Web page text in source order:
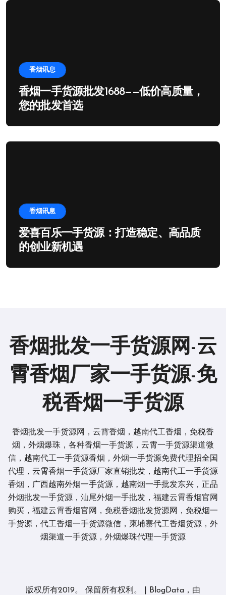
香烟讯息
香烟一手货源批发1688——低价高质量，
您的批发首选
香烟讯息
爱喜百乐一手货源：打造稳定、高品质
的创业新机遇
香烟批发一手货源网-云
霄香烟厂家一手货源-免
税香烟一手货源
香烟批发一手货源网，云霄香烟，越南代工香烟，免税香
烟，外烟爆珠，各种香烟一手货源，云霄一手货源渠道微
信，越南代工一手货源香烟，外烟一手货源免费代理招全国
代理，云霄香烟一手货源厂家直销批发，越南代工一手货源
香烟，广西越南外烟一手货源，越南烟一手批发东兴，正品
外烟批发一手货源，汕尾外烟一手批发，福建云霄香烟官网
购买，福建云霄香烟官网，免税香烟批发货源网，免税烟一
手货源，代工香烟一手货源微信，柬埔寨代工香烟货源，外
烟渠道一手货源，外烟爆珠代理一手货源
版权所有2019。 保留所有权利。 BlogData ，由